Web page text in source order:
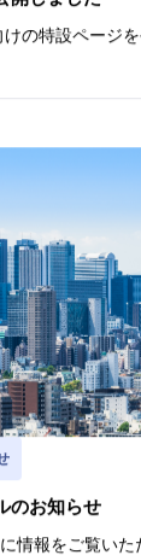
の特設ページを
のお知らせ
情報をご覧いた